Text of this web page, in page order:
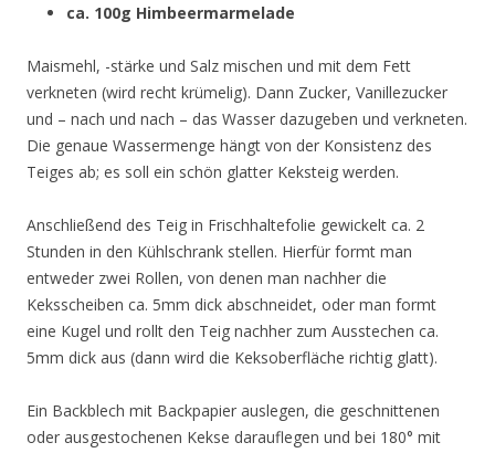
ca. 100g Himbeermarmelade
Maismehl, -stärke und Salz mischen und mit dem Fett
verkneten (wird recht krümelig). Dann Zucker, Vanillezucker
und – nach und nach – das Wasser dazugeben und verkneten.
Die genaue Wassermenge hängt von der Konsistenz des
Teiges ab; es soll ein schön glatter Keksteig werden.
Anschließend des Teig in Frischhaltefolie gewickelt ca. 2
Stunden in den Kühlschrank stellen. Hierfür formt man
entweder zwei Rollen, von denen man nachher die
Keksscheiben ca. 5mm dick abschneidet, oder man formt
eine Kugel und rollt den Teig nachher zum Ausstechen ca.
5mm dick aus (dann wird die Keksoberfläche richtig glatt).
Ein Backblech mit Backpapier auslegen, die geschnittenen
oder ausgestochenen Kekse darauflegen und bei 180° mit